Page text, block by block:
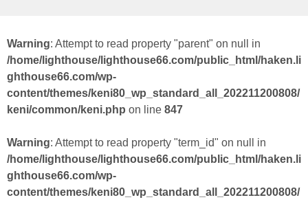
Warning: Attempt to read property "parent" on null in
/home/lighthouse/lighthouse66.com/public_html/haken.li
ghthouse66.com/wp-
content/themes/keni80_wp_standard_all_202211200808/
keni/common/keni.php on line 847
Warning: Attempt to read property "term_id" on null in
/home/lighthouse/lighthouse66.com/public_html/haken.li
ghthouse66.com/wp-
content/themes/keni80_wp_standard_all_202211200808/